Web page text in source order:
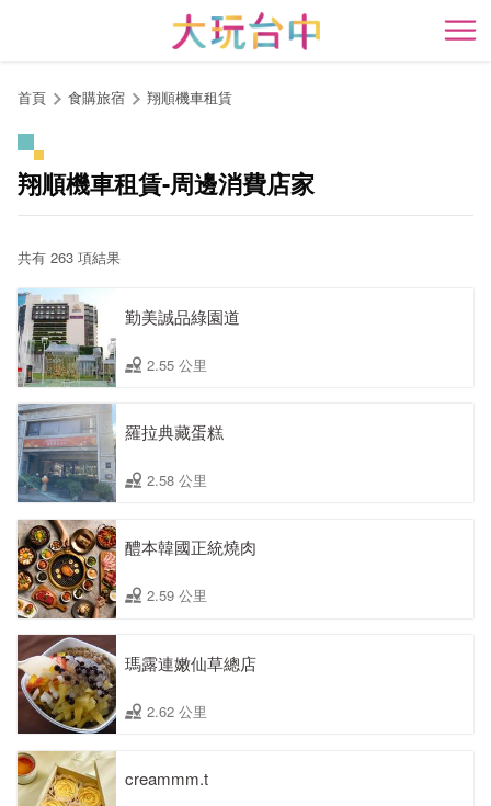
開
首頁 食購旅宿 翔順機車租賃
翔順機車租賃-周邊消費店家
共有 263 項結果
勤美誠品綠園道
2.55 公里
羅拉典藏蛋糕
2.58 公里
醴本韓國正統燒肉
2.59 公里
瑪露連嫩仙草總店
2.62 公里
creammm.t